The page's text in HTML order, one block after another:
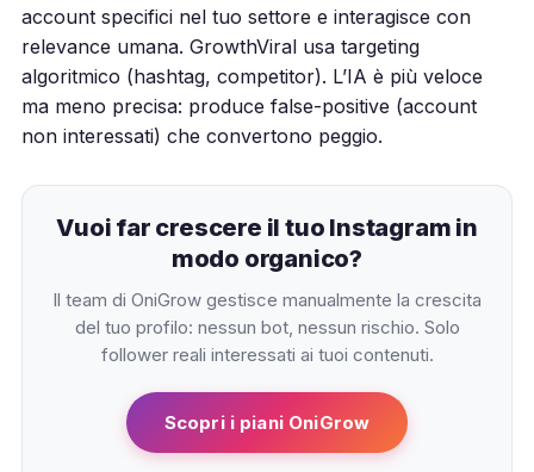
account specifici nel tuo settore e interagisce con
relevance umana. GrowthViral usa targeting
algoritmico (hashtag, competitor). L’IA è più veloce
ma meno precisa: produce false-positive (account
non interessati) che convertono peggio.
Vuoi far crescere il tuo Instagram in
modo organico?
Il team di OniGrow gestisce manualmente la crescita
del tuo profilo: nessun bot, nessun rischio. Solo
follower reali interessati ai tuoi contenuti.
Scopri i piani OniGrow